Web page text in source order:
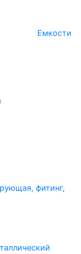
Емкости
фитинг,